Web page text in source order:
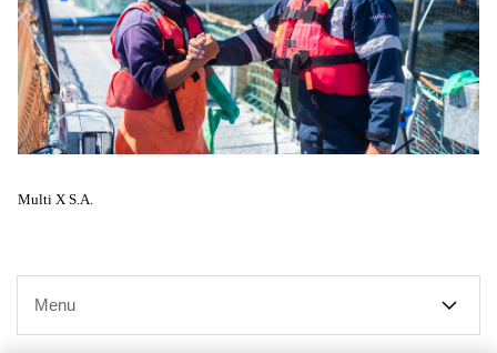
Multi X S.A.
Menu